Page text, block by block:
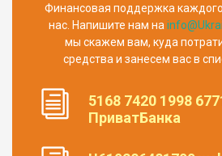
Финансовая поддержка
нас. Напишите нам на
мы скажем вам, куда
средства и занесем вас в
5168 7420 1998
ПриватБанка